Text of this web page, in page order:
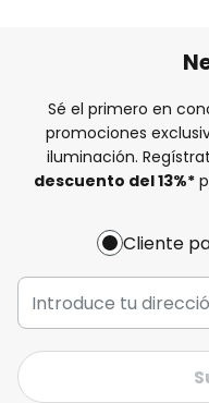
Sé el primero en
promociones
iluminación.
descuento del13%*
Cliente